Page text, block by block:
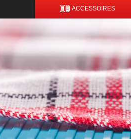
ACCESSOIRES